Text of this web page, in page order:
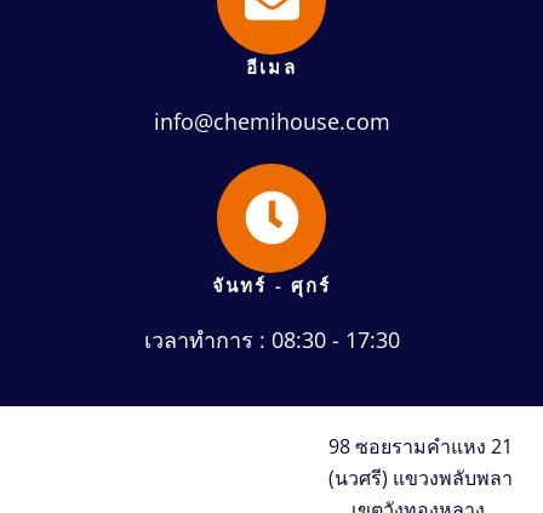
อีเมล
info@chemihouse.com
จันทร์ - ศุกร์
เวลาทำการ : 08:30 - 17:30
98 ซอยรามคำแหง 21
(นวศรี) แขวงพลับพลา